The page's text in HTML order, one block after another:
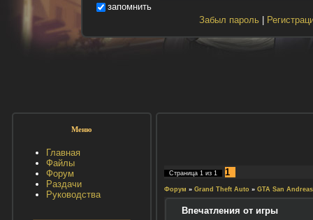
запомнить
Забыл пароль|
Меню
Главная
Файлы
Форум
Раздачи
Руководства
Страница 1из 1 1
Форум » Grand Theft Auto » GTA San Andreas
Впечатления от игры